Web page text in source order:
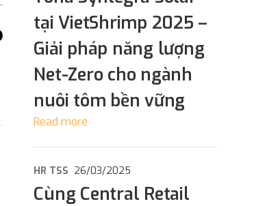
tại VietShrimp 2025 –
Giải pháp năng lượng
Net-Zero cho ngành
nuôi tôm bền vững
Read more
HR TSS 26/03/2025
Cùng Central Retail